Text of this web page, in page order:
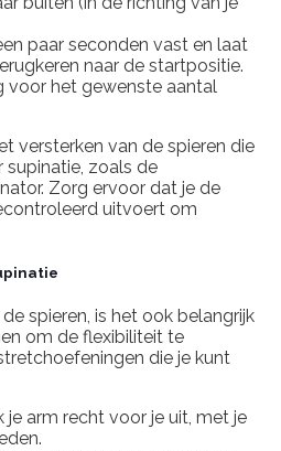
paar seconden vast en laat
naar de startpositie.
voor het gewenste aantal
versterken van de spieren die
zoals de
Zorg ervoor dat je de
uitvoert om
spieren, is het ook belangrijk
om de flexibiliteit te
die je kunt
je arm recht voor je uit, met je